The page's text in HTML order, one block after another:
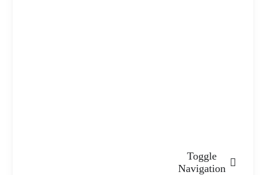
Toggle
Navigation